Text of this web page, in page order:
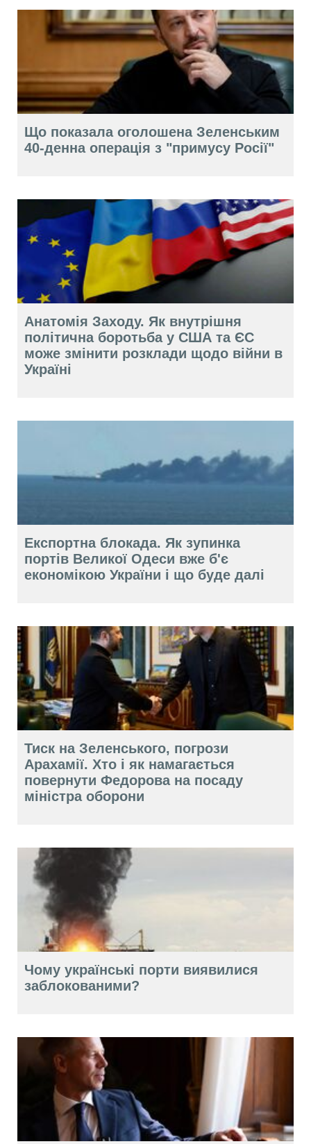
Що показала оголошена Зеленським
40-денна операція з "примусу Росії"
Анатомія Заходу. Як внутрішня
політична боротьба у США та ЄС
може змінити розклади щодо війни в
Україні
Експортна блокада. Як зупинка
портів Великої Одеси вже б'є
економікою України і що буде далі
Тиск на Зеленського, погрози
Арахамії. Хто і як намагається
повернути Федорова на посаду
міністра оборони
Чому українські порти виявилися
заблокованими?